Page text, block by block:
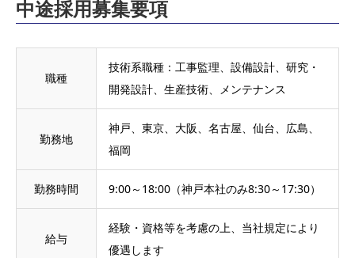
中途採用募集要項
職種
技術系職種：工事監理、設備設計、研究・
開発設計、生産技術、メンテナンス
勤務地
神戸、東京、大阪、名古屋、仙台、広島、
福岡
勤務時間 9:00～18:00（神戸本社のみ8:30～17:30）
給与
経験・資格等を考慮の上、当社規定により
優遇します